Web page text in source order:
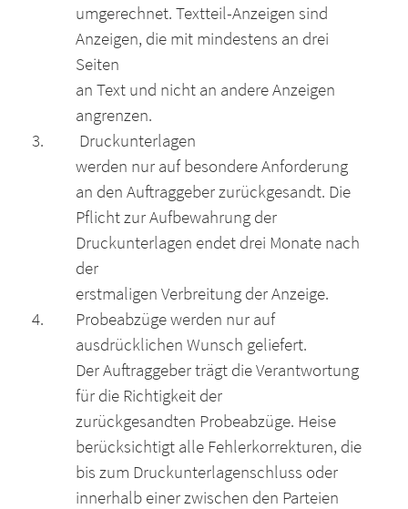
umgerechnet. Textteil-Anzeigen sind
Anzeigen, die mit mindestens an drei
Seiten
an Text und nicht an andere Anzeigen
angrenzen.
Druckunterlagen
werden nur auf besondere Anforderung
an den Auftraggeber zurückgesandt. Die
Pflicht zur Aufbewahrung der
Druckunterlagen endet drei Monate nach
der
erstmaligen Verbreitung der Anzeige.
Probeabzüge werden nur auf
ausdrücklichen Wunsch geliefert.
Der Auftraggeber trägt die Verantwortung
für die Richtigkeit der
zurückgesandten Probeabzüge. Heise
berücksichtigt alle Fehlerkorrekturen, die
bis zum Druckunterlagenschluss oder
innerhalb einer zwischen den Parteien